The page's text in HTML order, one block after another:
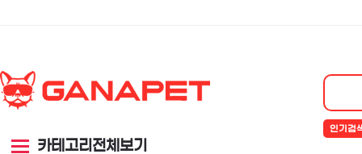
카테고리전체보기
인기검